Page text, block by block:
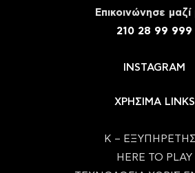
Eπικοινώνησε
210 28 99 999
INSTAGRAM
ΧΡΗΣΙΜΑ LINKS
Κ –
HERE TO PLAY